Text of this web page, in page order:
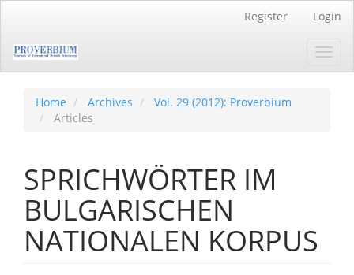
Content
Sidebar
Register Login
Home Archives
Vol. 29 (2012): Proverbium
Articles
SPRICHWÖRTER IM
BULGARISCHEN
NATIONALEN KORPUS